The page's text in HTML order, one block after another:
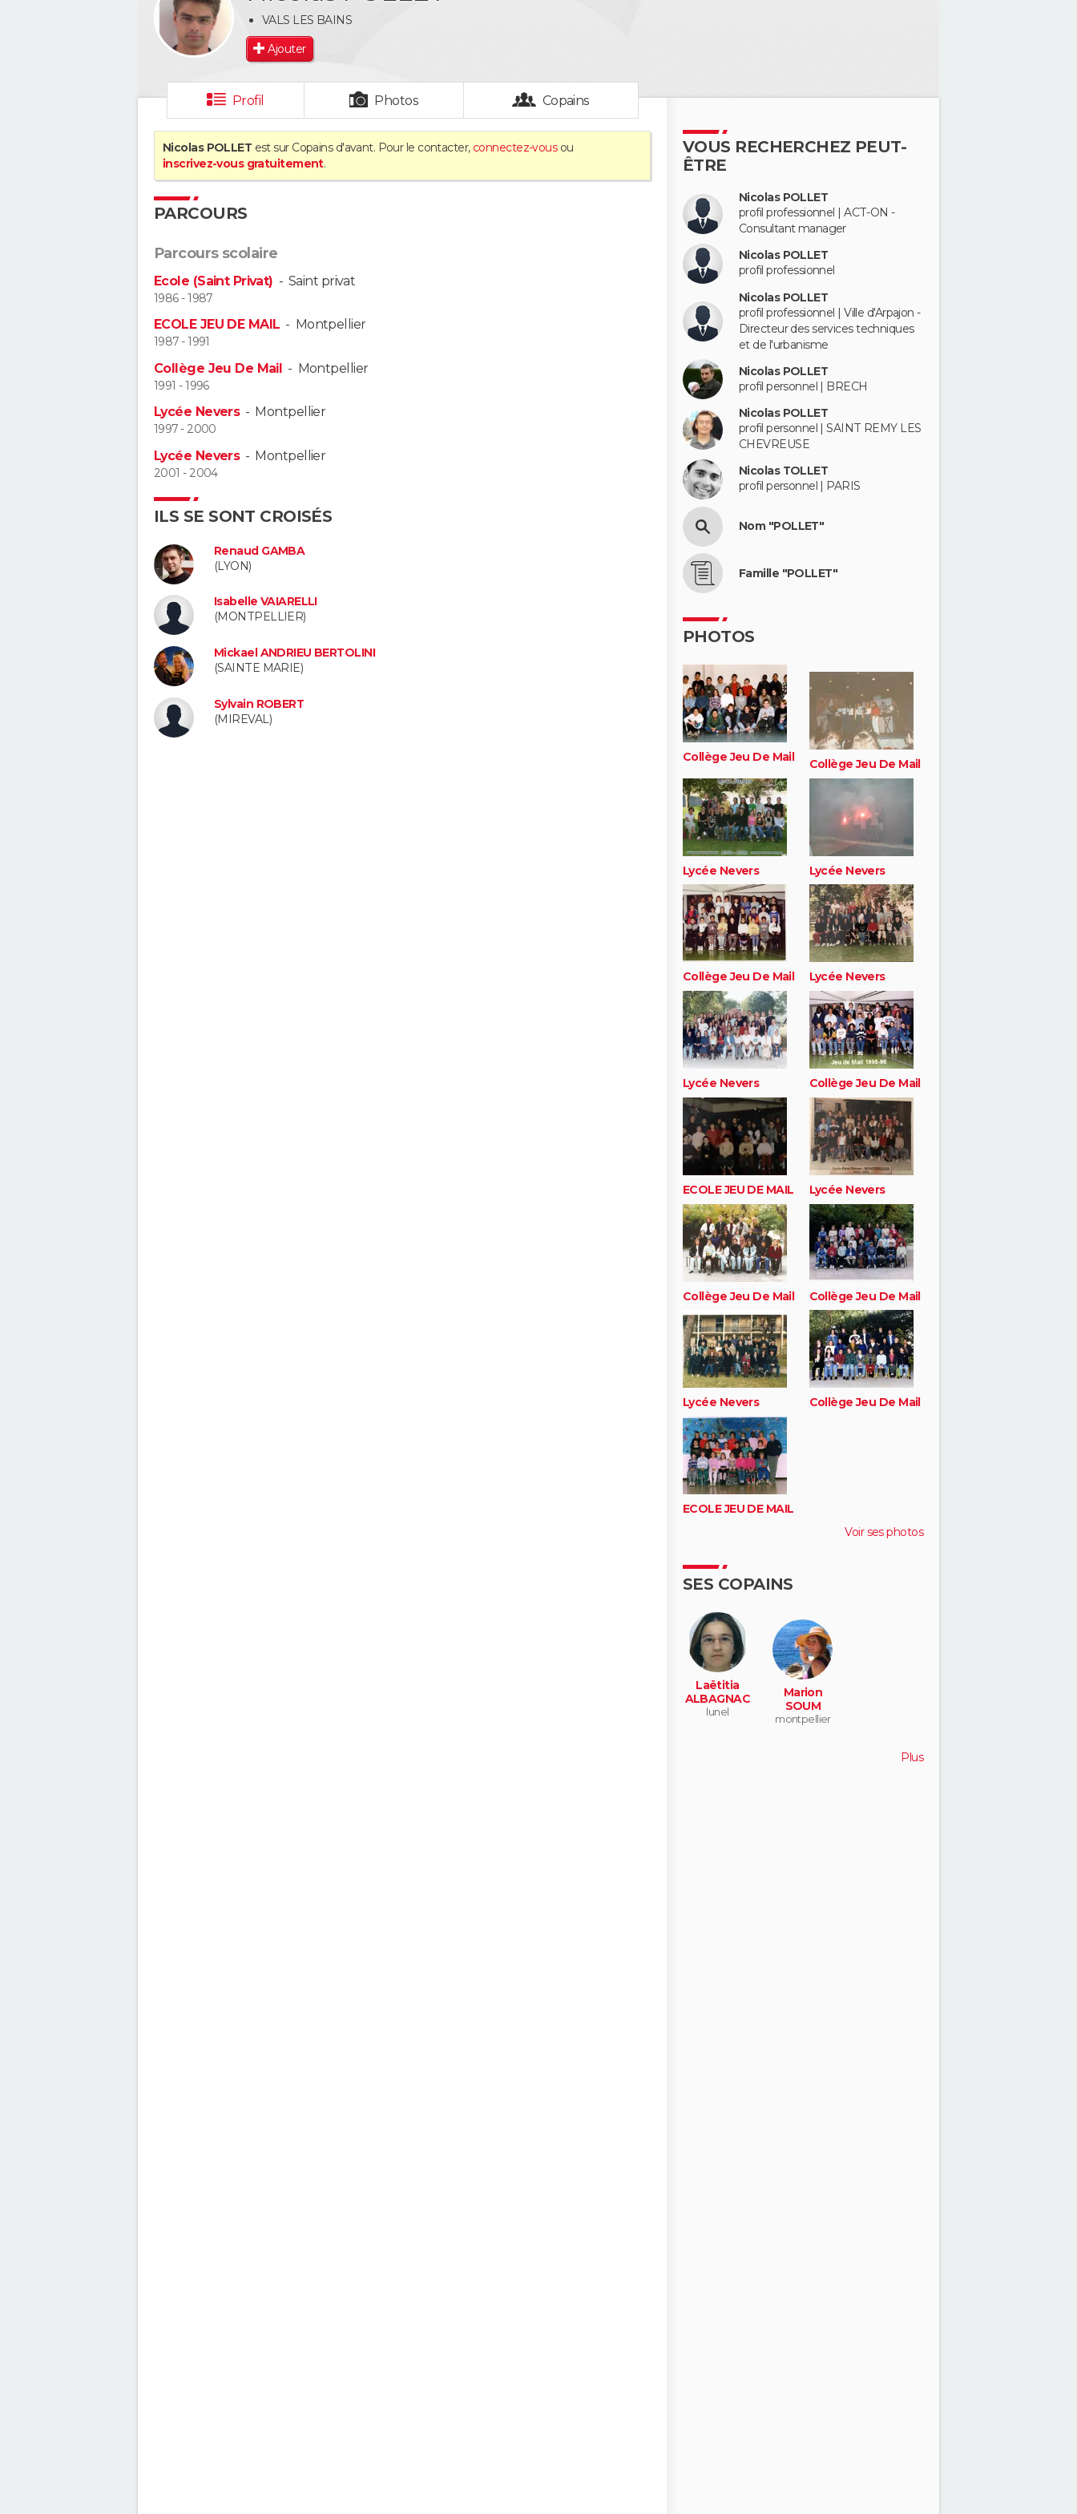
VALS LES BAINS
Ajouter
Profil Photos Copains
Nicolas POLLET est sur Copains d'avant. Pour le contacter, connectez-vousou
inscrivez-vous gratuitement.
PARCOURS
Parcours scolaire
Ecole (Saint Privat) -Saint privat
1986 - 1987
ECOLE JEU DE MAIL - Montpellier
1987 - 1991
Collège Jeu De Mail - Montpellier
1991 - 1996
Lycée Nevers- Montpellier
1997 - 2000
Lycée Nevers- Montpellier
2001 - 2004
ILS SE SONT CROISÉS
Renaud GAMBA
(LYON)
Isabelle VAIARELLI
(MONTPELLIER)
Mickael ANDRIEU BERTOLINI
(SAINTE MARIE)
Sylvain ROBERT
(MIREVAL)
VOUS RECHERCHEZ PEUT-
ÊTRE
Nicolas POLLET
profil professionnel | ACT-ON -
Consultant manager
Nicolas POLLET
profil professionnel
Nicolas POLLET
profil professionnel | Ville d'Arpajon -
Directeur des services techniques
et de l'urbanisme
Nicolas POLLET
profil personnel | BRECH
Nicolas POLLET
profil personnel | SAINT REMY LES
CHEVREUSE
Nicolas TOLLET
profil personnel | PARIS
Nom "POLLET"
Famille "POLLET"
PHOTOS
Collège Jeu De Mail Collège Jeu De Mail
Lycée Nevers Lycée Nevers
Collège Jeu De Mail Lycée Nevers
Lycée Nevers Collège Jeu De Mail
ECOLE JEU DE MAIL Lycée Nevers
Collège Jeu De Mail Collège Jeu De Mail
Lycée Nevers Collège Jeu De Mail
ECOLE JEU DE MAIL
Voir ses photos
SES COPAINS
Laëtitia
ALBAGNAC
lunel
Marion
SOUM
montpellier
Plus